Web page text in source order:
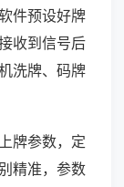
件预设好牌
收到信号后
洗牌、码牌
牌参数，定
精准，参数